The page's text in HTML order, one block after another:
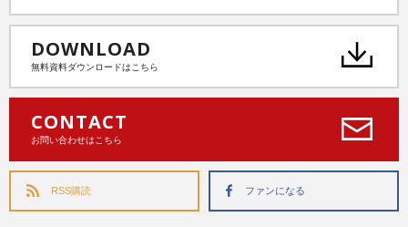
DOWNLOAD
無料資料ダウンロードはこちら
CONTACT
お問い合わせはこちら
RSS購読 ファンになる